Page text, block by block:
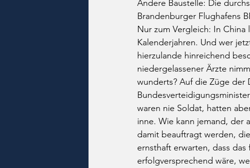
Andere Baustelle: Die
Brandenburger Flughafens
Nur zum Vergleich: In
Kalenderjahren. Und wer
hierzulande hinreichend
niedergelassener Ärzte
wunderts? Auf die Züge der
waren nie Soldat, hatten
inne. Wie kann jemand, der
damit beauftragt werden,
ernsthaft erwarten, dass
erfolgversprechend wäre,